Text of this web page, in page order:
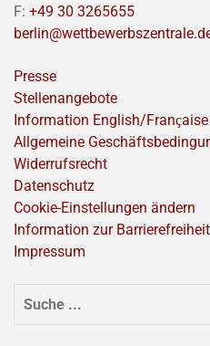
F: +49 30 3265655
Presse
Stellenangebote
Information English/Franҫaise
Allgemeine
Widerrufsrecht
Datenschutz
Cookie-Einstellungen ändern
Information zur Barrierefreiheit
Impressum
SUCHEN